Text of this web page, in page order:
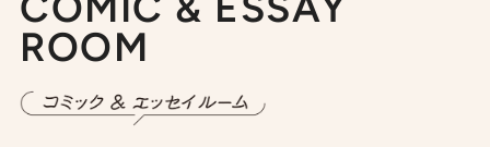
ROOM